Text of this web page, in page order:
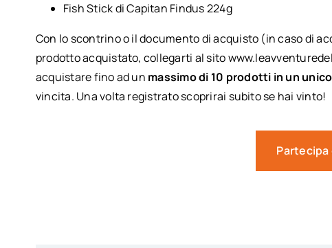
Fish Stick di Capitan Findus 224g
Con lo scontrino o il documento di acquisto (in caso di
prodotto acquistato, collegarti al sito
acquistare fino ad un massimo di 10 prodotti in un
vincita. Una volta registrato scoprirai subito se hai vinto!
Partecipa